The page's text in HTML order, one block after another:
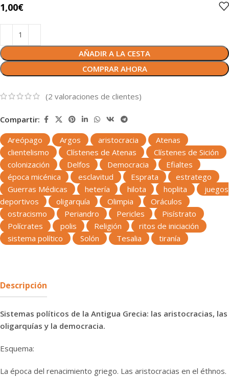
1,00€
AÑADIR A LA CESTA
COMPRAR AHORA
(2 valoraciones de clientes)
Compartir:
Areópago
Argos aristocracia
Atenas
clientelismo
Clístenes de Atenas
Clístenes de Sición
colonización
Delfos Democracia
Efialtes
época micénica
esclavitud Esprata
estratego
Guerras Médicas
hetería hilota hoplita
juegos
deportivos
oligarquía Olimpia
Oráculos
ostracismo
Periandro Pericles
Pisístrato
Polícrates
polis Religión
ritos de iniciación
sistema político
Solón Tesalia tiranía
Descripción
Sistemas políticos de la Antigua Grecia: las aristocracias, las
oligarquías y la democracia.
Esquema:
La época del renacimiento griego. Las aristocracias en el éthnos.